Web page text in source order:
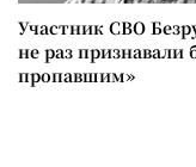
Участник СВО
не раз признавали
пропавшим»